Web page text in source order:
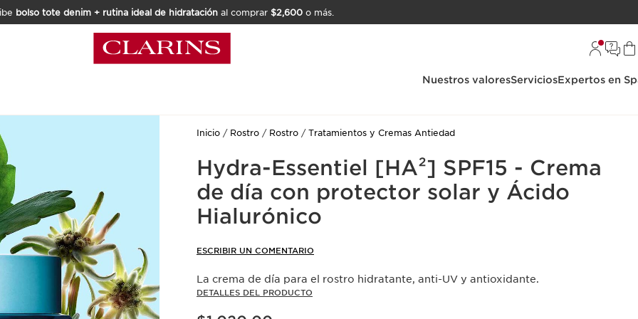
bolso tote denim + rutina ideal de hidratación al comprar $2,600 o más.
Nuestros valoresServiciosExpertos en
Inicio Rostro Rostro Tratamientos y Cremas Antiedad
Hydra-Essentiel [HA²] SPF15 - Crema
de día con protector solar y Ácido
Hialurónico
ESCRIBIR UN COMENTARIO
La crema de día para el rostro hidratante, anti-UV y antioxidante.
DETALLES DEL PRODUCTO
Precio actual $1,020.00